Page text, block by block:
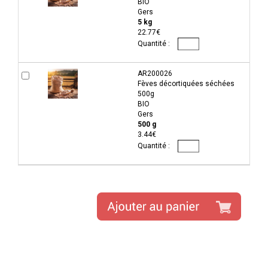
BIO
Gers
5 kg
22.77€
AR200026
Fèves décortiquées séchées
500g
BIO
Gers
500 g
3.44€